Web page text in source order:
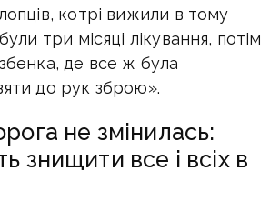
котрі вижили в тому
три місяці лікування, потім
де все ж була
до рук зброю».
не змінилась:
знищити все і всіх в